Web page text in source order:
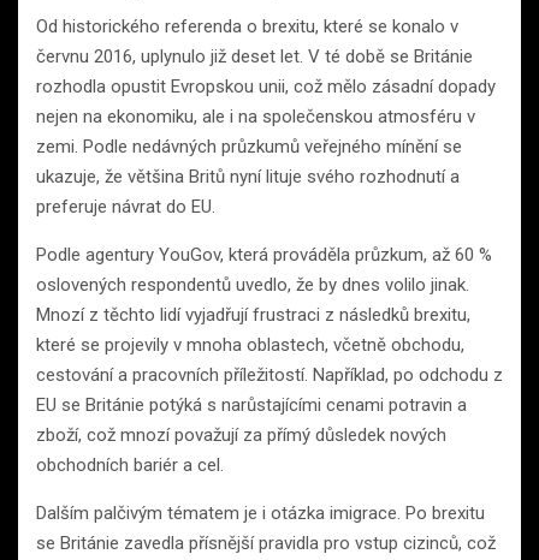
Od historického referenda o brexitu, které se konalo v
červnu 2016, uplynulo již deset let. V té době se Británie
rozhodla opustit Evropskou unii, což mělo zásadní dopady
nejen na ekonomiku, ale i na společenskou atmosféru v
zemi. Podle nedávných průzkumů veřejného mínění se
ukazuje, že většina Britů nyní lituje svého rozhodnutí a
preferuje návrat do EU.
Podle agentury YouGov, která prováděla průzkum, až 60 %
oslovených respondentů uvedlo, že by dnes volilo jinak.
Mnozí z těchto lidí vyjadřují frustraci z následků brexitu,
které se projevily v mnoha oblastech, včetně obchodu,
cestování a pracovních příležitostí. Například, po odchodu z
EU se Británie potýká s narůstajícími cenami potravin a
zboží, což mnozí považují za přímý důsledek nových
obchodních bariér a cel.
Dalším palčivým tématem je i otázka imigrace. Po brexitu
se Británie zavedla přísnější pravidla pro vstup cizinců, což